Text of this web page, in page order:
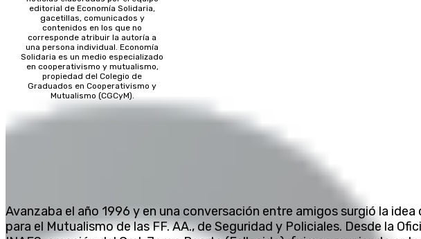
editorial de Economía Solidaria,
gacetillas, comunicados y
contenidos en los que no
corresponde atribuir la autoría a
una persona individual. Economía
Solidaria es un medio especializado
en cooperativismo y mutualismo,
propiedad del Colegio de
Graduados en Cooperativismo y
Mutualismo (CGCyM).
Avanzaba el año 1996 y en una conversación entre amigos surgió la
para el Mutualismo de las FF. AA., de Seguridad y Policiales. Desde la